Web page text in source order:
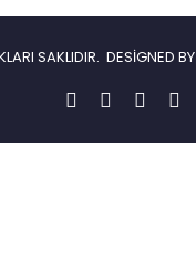
SAKLIDIR. DESIGNED BY